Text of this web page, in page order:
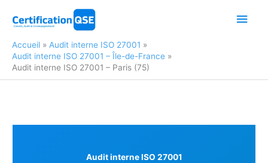
Accueil
Audit interne ISO 27001
Audit interne ISO 27001 – Île-de-France
Audit interne ISO 27001 – Paris (75)
Audit interne ISO 27001